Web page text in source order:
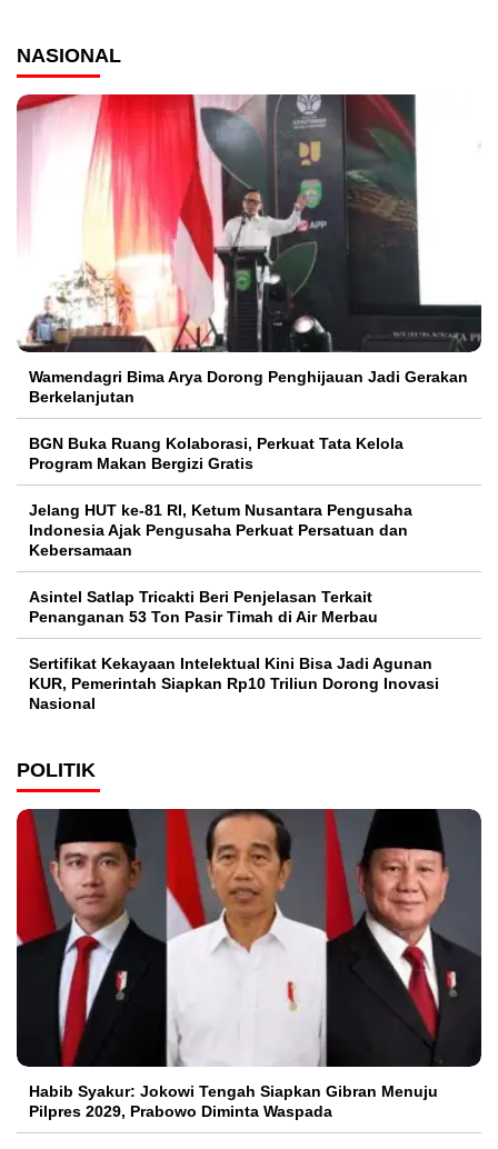
NASIONAL
Wamendagri Bima Arya Dorong Penghijauan Jadi Gerakan
Berkelanjutan
BGN Buka Ruang Kolaborasi, Perkuat Tata Kelola
Program Makan Bergizi Gratis
Jelang HUT ke-81 RI, Ketum Nusantara Pengusaha
Indonesia Ajak Pengusaha Perkuat Persatuan dan
Kebersamaan
Asintel Satlap Tricakti Beri Penjelasan Terkait
Penanganan 53 Ton Pasir Timah di Air Merbau
Sertifikat Kekayaan Intelektual Kini Bisa Jadi Agunan
KUR, Pemerintah Siapkan Rp10 Triliun Dorong Inovasi
Nasional
POLITIK
Habib Syakur: Jokowi Tengah Siapkan Gibran Menuju
Pilpres 2029, Prabowo Diminta Waspada